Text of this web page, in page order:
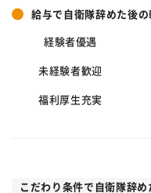
給与で自衛隊辞めた後
経験者優遇
未経験者歓迎
福利厚生充実
こだわり条件で自衛隊辞